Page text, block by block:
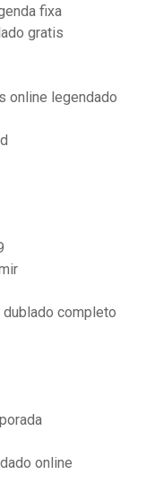
fixa
gratis
online legendado
completo
online